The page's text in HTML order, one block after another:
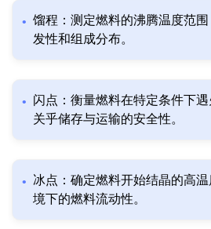
馏程：测定燃料的沸腾温度范
发性和组成分布。
闪点：衡量燃料在特定条件下遇
关乎储存与运输的安全性。
冰点：确定燃料开始结晶的高
境下的燃料流动性。